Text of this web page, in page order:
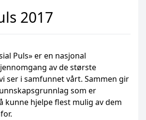
2017
Puls» er en nasjonal
av de største
ser i samfunnet vårt. Sammen gir
som er
kunne hjelpe flest mulig av dem